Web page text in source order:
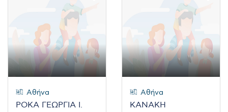
Αθήνα
ΡΟΚΑ ΓΕΩΡΓΙΑ Ι.
Αθήνα
ΚΑΝΑΚΗ